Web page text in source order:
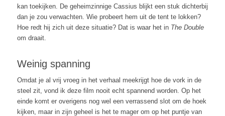
kan toekijken. De geheimzinnige Cassius blijkt een stuk dichterbij
dan je zou verwachten. Wie probeert hem uit de tent te lokken?
Hoe redt hij zich uit deze situatie? Dat is waar het in The Double
om draait.
Weinig spanning
Omdat je al vrij vroeg in het verhaal meekrijgt hoe de vork in de
steel zit, vond ik deze film nooit echt spannend worden. Op het
einde komt er overigens nog wel een verrassend slot om de hoek
kijken, maar in zijn geheel is het te mager om op het puntje van